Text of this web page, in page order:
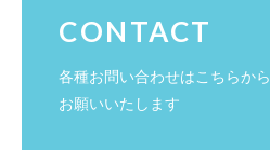
CONTACT
各種お問い合わせはこちらから
お願いいたします